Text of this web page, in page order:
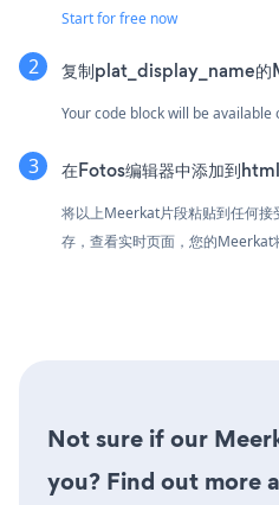
Start for free now
复制plat_display_name的
Your code block will be
在Fotos编辑器中添加到
将以上Meerkat片段粘贴到任何
存，查看实时页面，您的Meerkat
Not sure if our
you? Find out more